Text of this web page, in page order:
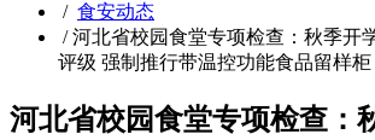
/ 食安动态
/河北省校园食堂专项检查：秋季开
评级 强制推行带温控功能食品留样柜
河北省校园食堂专项检查：